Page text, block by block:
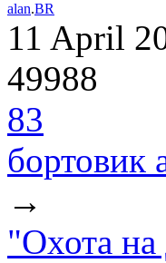
alan.BR
11 April
49988
83
бортовик
→
"Охота